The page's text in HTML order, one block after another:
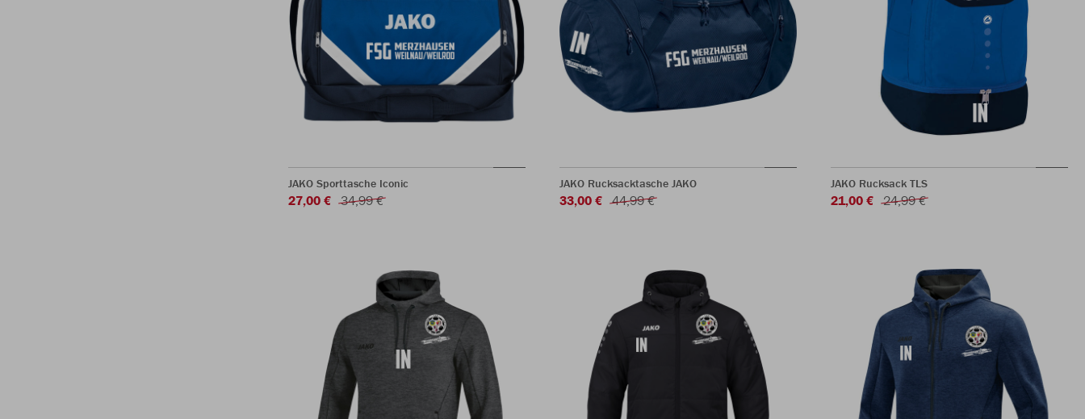
JAKO Sporttasche Iconic
27,00 € 34,99 €
JAKO Rucksacktasche JAKO
33,00 € 44,99 €
JAKO Rucksack TLS
21,00 € 24,99 €